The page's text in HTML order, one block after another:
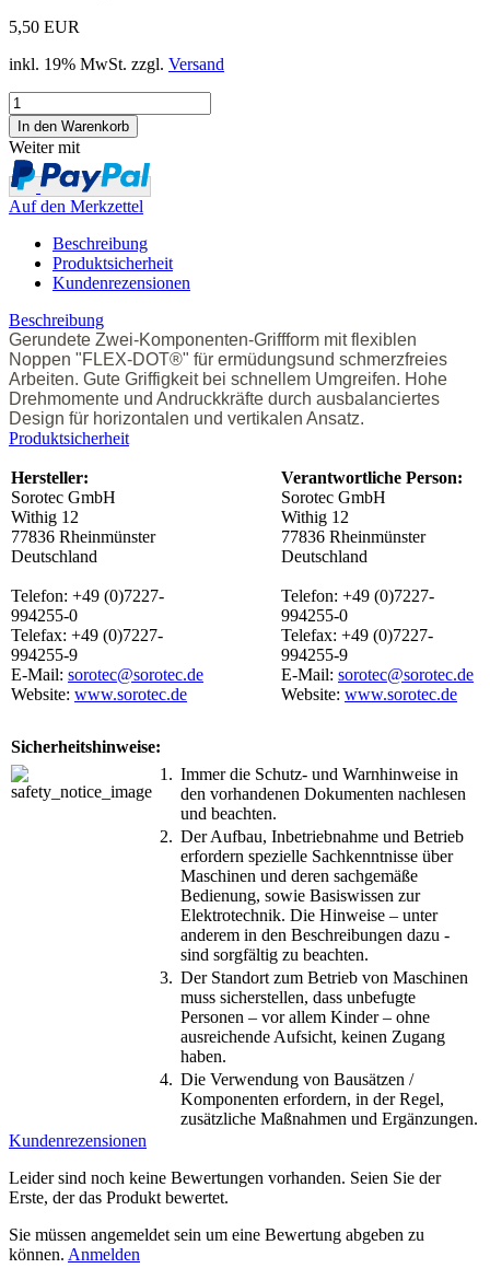
5,50 EUR
inkl. 19% MwSt. zzgl. Versand
Weiter mit
Auf den Merkzettel
Beschreibung
Produktsicherheit
Kundenrezensionen
Beschreibung
Gerundete Zwei-Komponenten-Griffform mit flexiblen
Noppen "FLEX-DOT®" für ermüdungsund schmerzfreies
Arbeiten. Gute Griffigkeit bei schnellem Umgreifen. Hohe
Drehmomente und Andruckkräfte durch ausbalanciertes
Design für horizontalen und vertikalen Ansatz.
Produktsicherheit
Hersteller:
Sorotec GmbH
Withig 12
77836 Rheinmünster
Deutschland
Telefon: +49 (0)7227-
994255-0
Telefax: +49 (0)7227-
994255-9
E-Mail: sorotec@sorotec.de
Website: www.sorotec.de
Verantwortliche Person:
Sorotec GmbH
Withig 12
77836 Rheinmünster
Deutschland
Telefon: +49 (0)7227-
994255-0
Telefax: +49 (0)7227-
994255-9
E-Mail: sorotec@sorotec.de
Website: www.sorotec.de
Sicherheitshinweise:
1. Immer die Schutz- und Warnhinweise in
den vorhandenen Dokumenten nachlesen
und beachten.
2. Der Aufbau, Inbetriebnahme und Betrieb
erfordern spezielle Sachkenntnisse über
Maschinen und deren sachgemäße
Bedienung, sowie Basiswissen zur
Elektrotechnik. Die Hinweise – unter
anderem in den Beschreibungen dazu -
sind sorgfältig zu beachten.
3. Der Standort zum Betrieb von Maschinen
muss sicherstellen, dass unbefugte
Personen – vor allem Kinder – ohne
ausreichende Aufsicht, keinen Zugang
haben.
4. Die Verwendung von Bausätzen /
Komponenten erfordern, in der Regel,
zusätzliche Maßnahmen und Ergänzungen.
Kundenrezensionen
Leider sind noch keine Bewertungen vorhanden. Seien Sie der
Erste, der das Produkt bewertet.
Sie müssen angemeldet sein um eine Bewertung abgeben zu
können. Anmelden